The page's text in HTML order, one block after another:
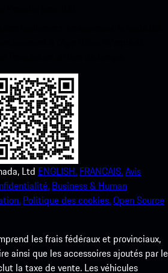
Ltd ENGLISH. FRANCAIS.Avis
Business & Human
Politique des cookies.Open Source
les frais fédéraux et provinciaux,
ainsi que les accessoires ajoutés par le
la taxe de vente. Les véhicules